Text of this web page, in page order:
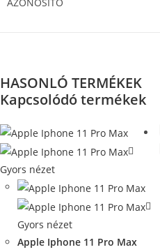
HASONLÓ TERMÉKEK
Kapcsolódó termékek
Gyors nézet
Gyors nézet
Apple Iphone 11 Pro Max